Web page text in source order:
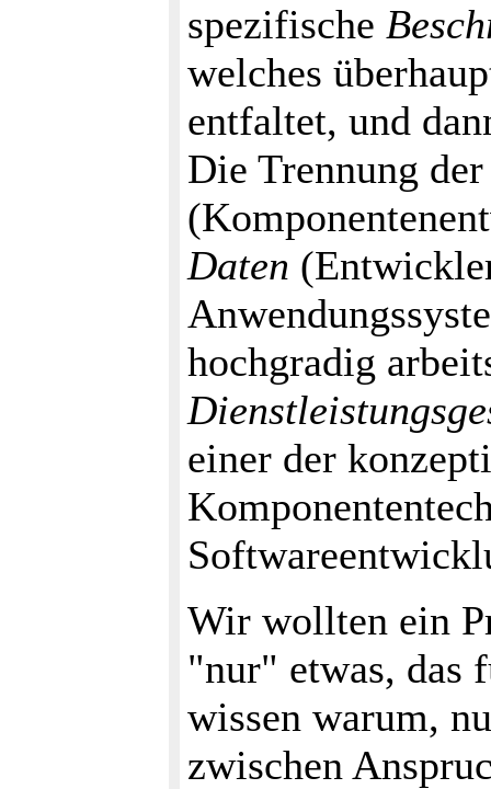
spezifische
welches
entfaltet, und
Die Trennung
Daten
hochgradig
einer der
Wir wollten ein
"nur" etwas,
wissen warum,
zwischen